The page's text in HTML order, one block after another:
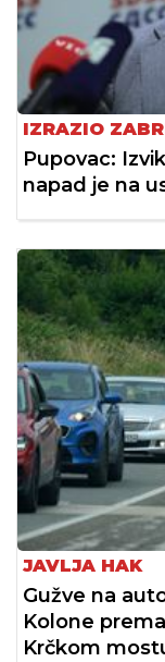
IZRAZIO
Pupovac:
napad je na
JAVLJA HAK
Gužve na
Kolone
Krčkom